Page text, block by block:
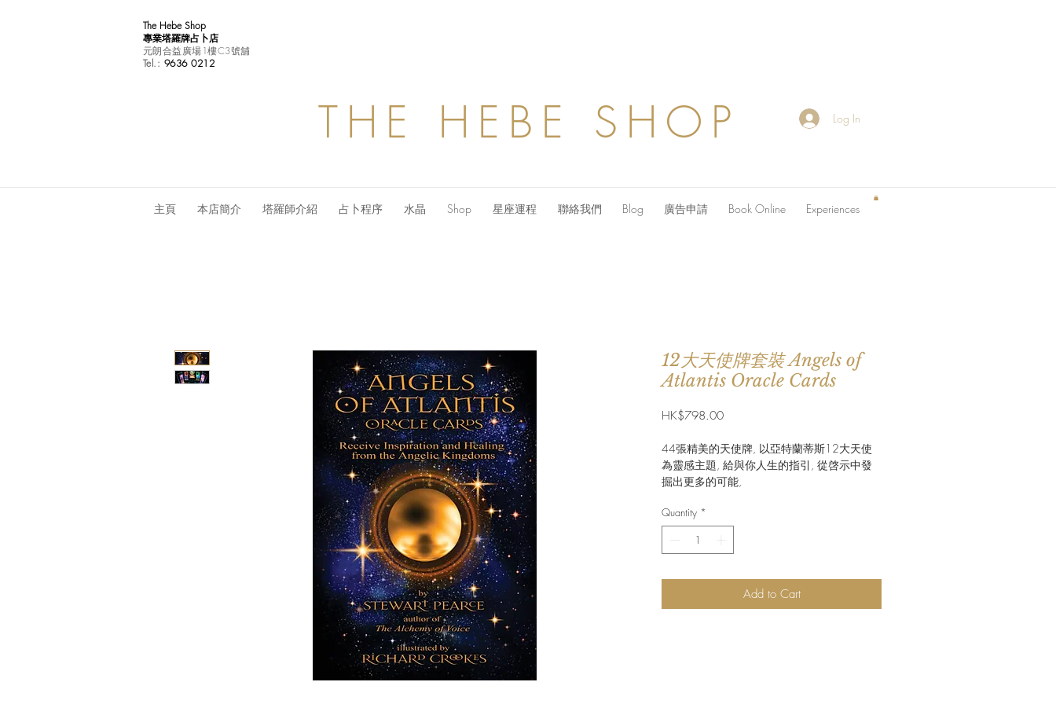
The Hebe Shop
專業塔羅牌占卜店
元朗合益廣場1樓C3號舖
Tel.: 9636 0212
THE HEBE SHOP Log In
主頁 本店簡介 塔羅師介紹 占卜程序 水晶 Shop 星座運程 聯絡我們 Blog 廣告申請 Book Online Experiences
12大天使牌套裝 Angels of
Atlantis Oracle Cards
HK$798.00Price
44張精美的天使牌, 以亞特蘭蒂斯12大天使
為靈感主題, 給與你人生的指引, 從啓示中發
掘出更多的可能,
Quantity *
Add to Cart